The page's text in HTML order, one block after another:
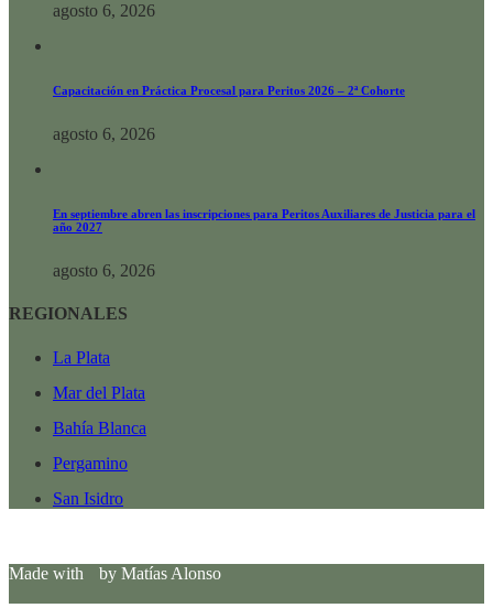
agosto 6, 2026
Capacitación en Práctica Procesal para Peritos 2026 – 2ª Cohorte
agosto 6, 2026
En septiembre abren las inscripciones para Peritos Auxiliares de Justicia para el
año 2027
agosto 6, 2026
REGIONALES
La Plata
Mar del Plata
Bahía Blanca
Pergamino
San Isidro
Made with by Matías Alonso